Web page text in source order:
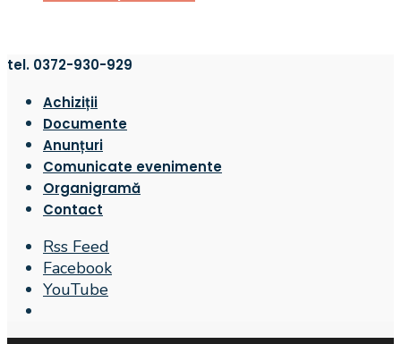
tel. 0372-930-929
Achiziții
Documente
Anunțuri
Comunicate evenimente
Organigramă
Contact
Rss Feed
Facebook
YouTube
Search